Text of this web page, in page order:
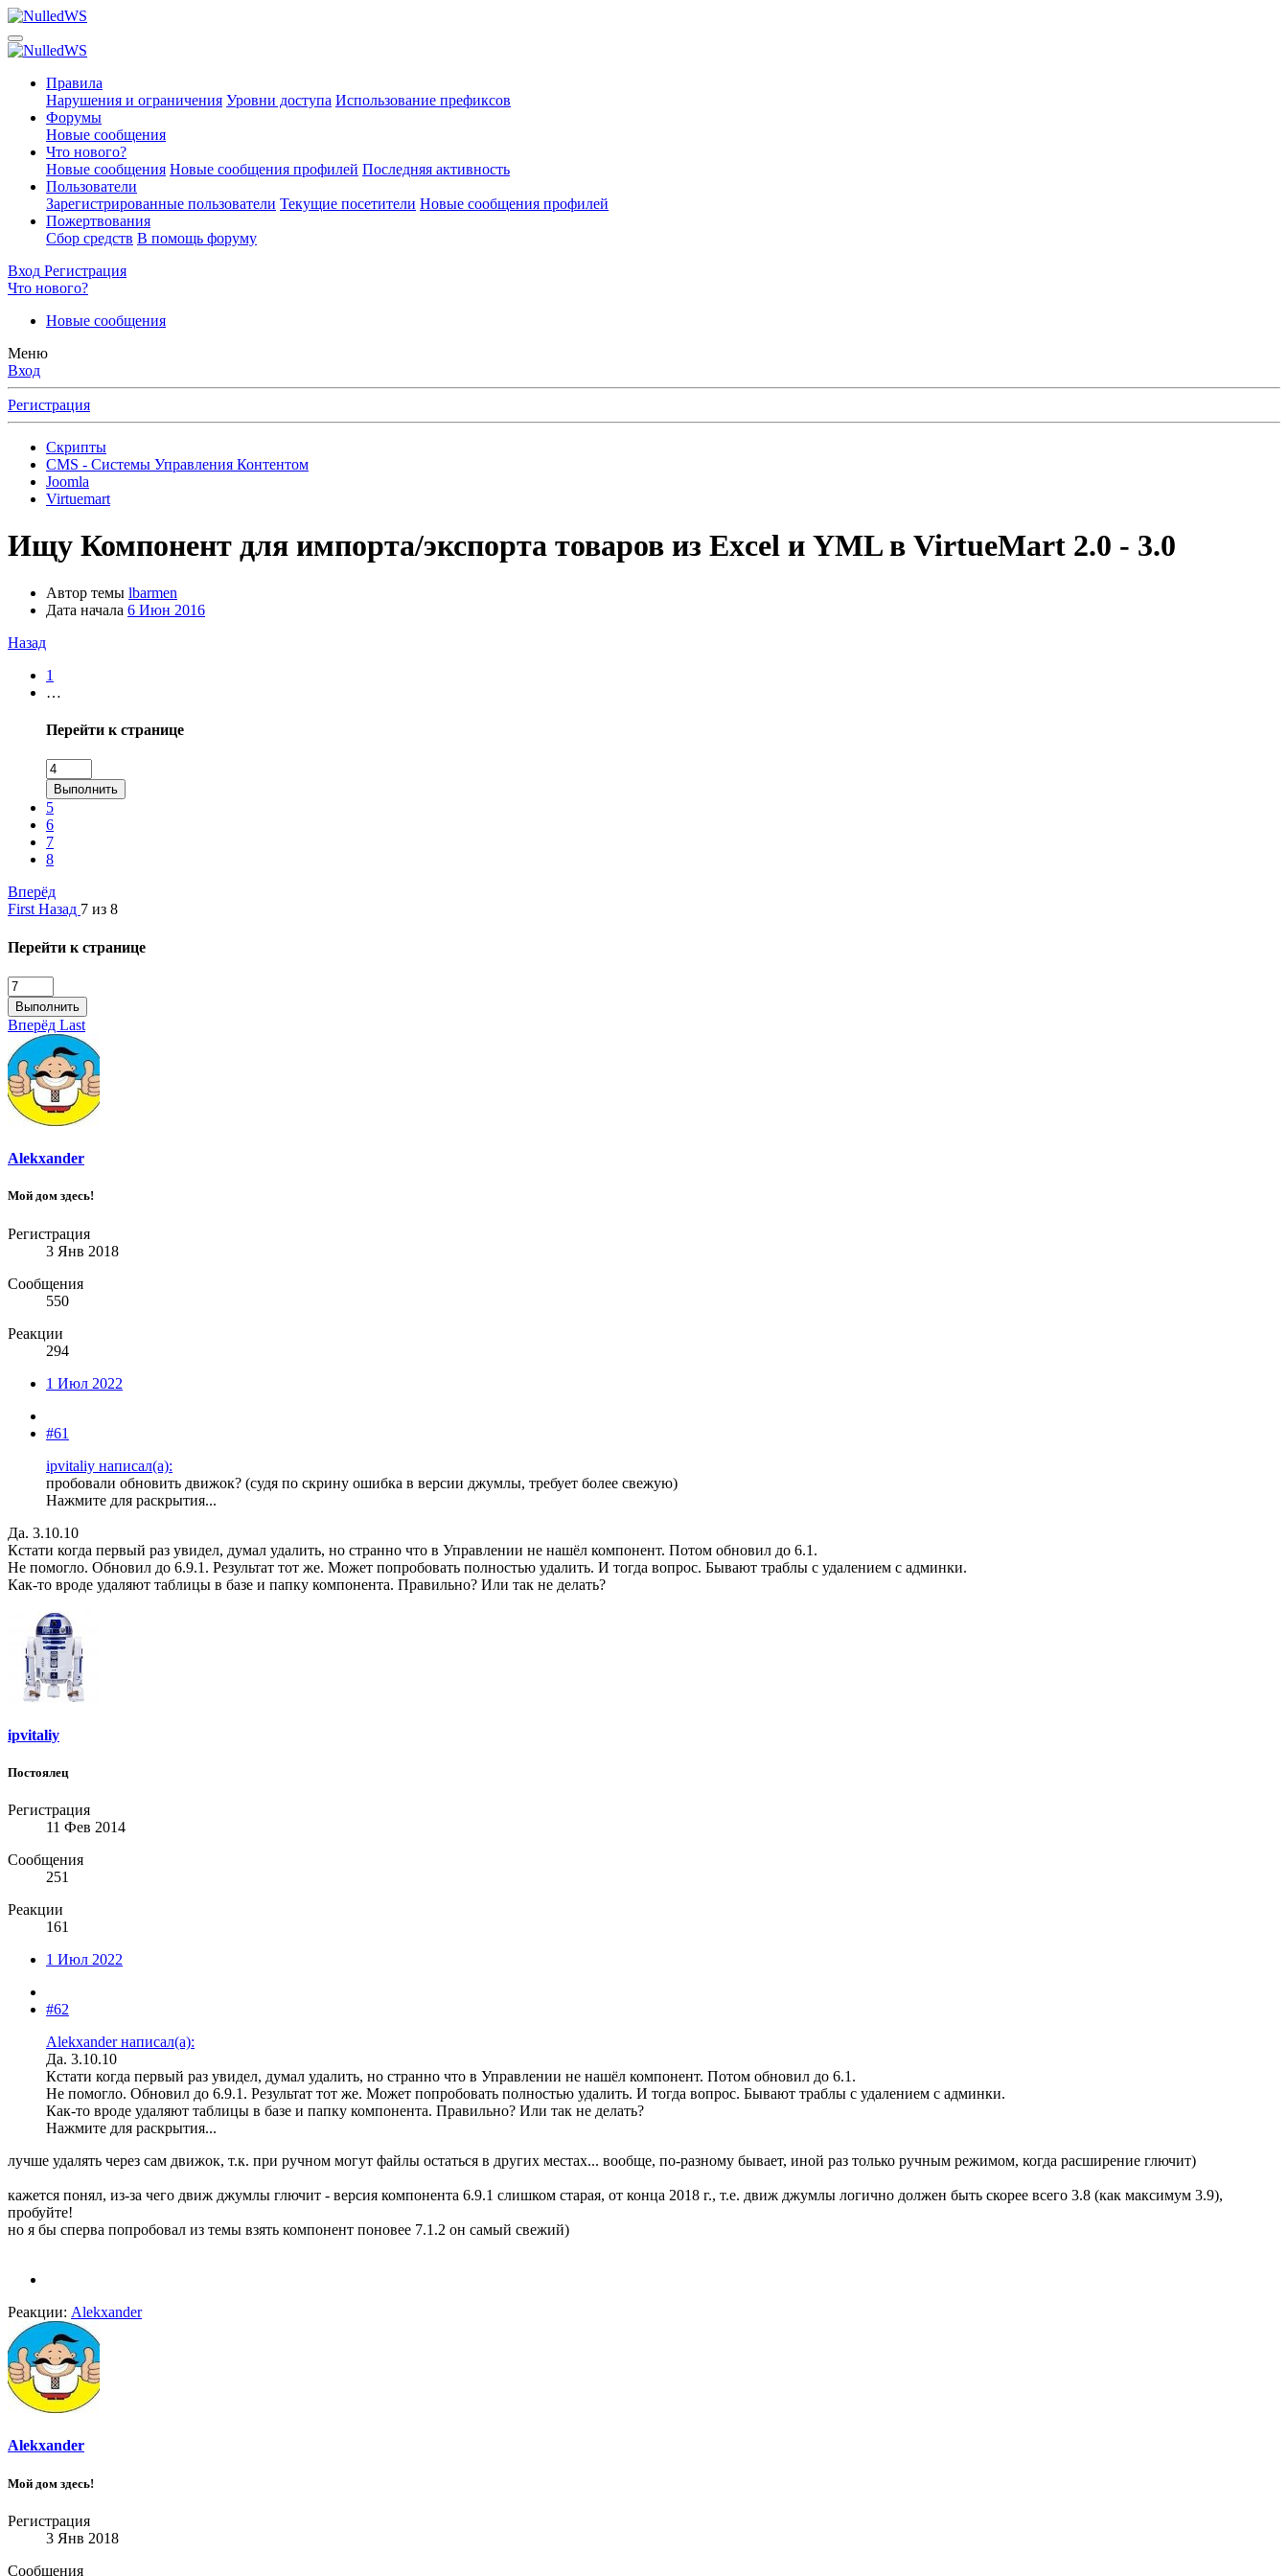
Правила
Нарушения и ограничения Уровни доступа Использование префиксов
Форумы
Новые сообщения
Что нового?
Новые сообщения Новые сообщения профилей Последняя активность
Пользователи
Зарегистрированные пользователи Текущие посетители Новые сообщения профилей
Пожертвования
Сбор средств В помощь форуму
Вход Регистрация
Что нового?
Новые сообщения
Меню
Вход
Регистрация
Скрипты
CMS - Системы Управления Контентом
Joomla
Virtuemart
Ищу Компонент для импорта/экспорта товаров из Excel и YML в VirtueMart 2.0 - 3.0
Автор темы lbarmen
Дата начала 6 Июн 2016
Назад
1
…
Перейти к странице
Выполнить
5
6
7
8
Вперёд
First Назад 7 из 8
Перейти к странице
Выполнить
Вперёд Last
Alekxander
Мой дом здесь!
Регистрация
3 Янв 2018
Сообщения
550
Реакции
294
1 Июл 2022
#61
ipvitaliy написал(а):
пробовали обновить движок? (судя по скрину ошибка в версии джумлы, требует более свежую)
Нажмите для раскрытия...
Да. 3.10.10
Кстати когда первый раз увидел, думал удалить, но странно что в Управлении не нашёл компонент. Потом обновил до 6.1.
Не помогло. Обновил до 6.9.1. Результат тот же. Может попробовать полностью удалить. И тогда вопрос. Бывают траблы с удалением с админки.
Как-то вроде удаляют таблицы в базе и папку компонента. Правильно? Или так не делать?
ipvitaliy
Постоялец
Регистрация
11 Фев 2014
Сообщения
251
Реакции
161
1 Июл 2022
#62
Alekxander написал(а):
Да. 3.10.10
Кстати когда первый раз увидел, думал удалить, но странно что в Управлении не нашёл компонент. Потом обновил до 6.1.
Не помогло. Обновил до 6.9.1. Результат тот же. Может попробовать полностью удалить. И тогда вопрос. Бывают траблы с удалением с админки.
Как-то вроде удаляют таблицы в базе и папку компонента. Правильно? Или так не делать?
Нажмите для раскрытия...
лучше удалять через сам движок, т.к. при ручном могут файлы остаться в других местах... вообще, по-разному бывает, иной раз только ручным режимом, когда расширение глючит)
кажется понял, из-за чего движ джумлы глючит - версия компонента 6.9.1 слишком старая, от конца 2018 г., т.е. движ джумлы логично должен быть скорее всего 3.8 (как максимум 3.9),
пробуйте!
но я бы сперва попробовал из темы взять компонент поновее 7.1.2 он самый свежий)
Реакции: Alekxander
Alekxander
Мой дом здесь!
Регистрация
3 Янв 2018
Сообщения